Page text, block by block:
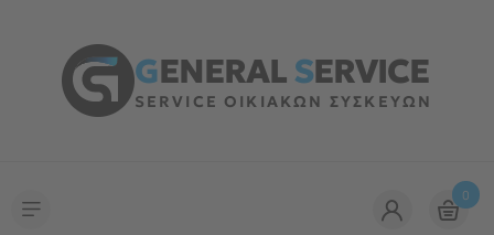
GENERALSERVICE
SERVICE ΟΙΚΙΑΚΩΝ ΣΥΣΚΕΥΩΝ
0